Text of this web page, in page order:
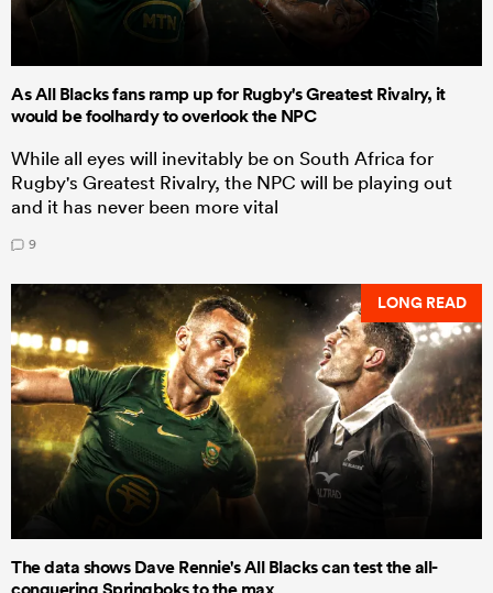
As All Blacks fans ramp up for Rugby's Greatest Rivalry, it
would be foolhardy to overlook the NPC
While all eyes will inevitably be on South Africa for
Rugby's Greatest Rivalry, the NPC will be playing out
and it has never been more vital
9
LONG READ
The data shows Dave Rennie's All Blacks can test the all-